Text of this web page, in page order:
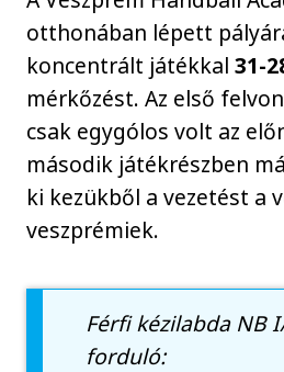
otthonában lépett
koncentrált játékkal31-
mérkőzést. Az első
csak egygólos volt az
második játékrészben
ki kezükből a vezetést a
veszprémiek.
Férfi kézilabda NB
forduló: